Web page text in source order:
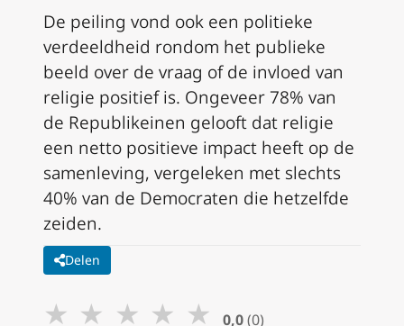
De peiling vond ook een politieke
verdeeldheid rondom het publieke
beeld over de vraag of de invloed van
religie positief is. Ongeveer 78% van
de Republikeinen gelooft dat religie
een netto positieve impact heeft op de
samenleving, vergeleken met slechts
40% van de Democraten die hetzelfde
zeiden.
Delen
★ ★ ★ ★ ★ 0,0 (0)